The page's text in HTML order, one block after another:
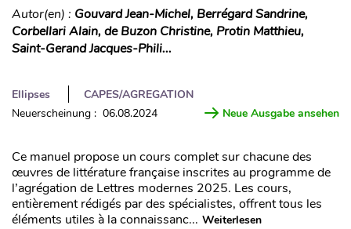
Autor(en) : Gouvard Jean-Michel, Berrégard Sandrine,
Corbellari Alain, de Buzon Christine, Protin Matthieu,
Saint-Gerand Jacques-Phili...
Ellipses
CAPES/AGREGATION
Neuerscheinung : 06.08.2024
Neue Ausgabe ansehen
Ce manuel propose un cours complet sur chacune des
œuvres de littérature française inscrites au programme de
l’agrégation de Lettres modernes 2025. Les cours,
entièrement rédigés par des spécialistes, offrent tous les
éléments utiles à la connaissanc... Weiterlesen